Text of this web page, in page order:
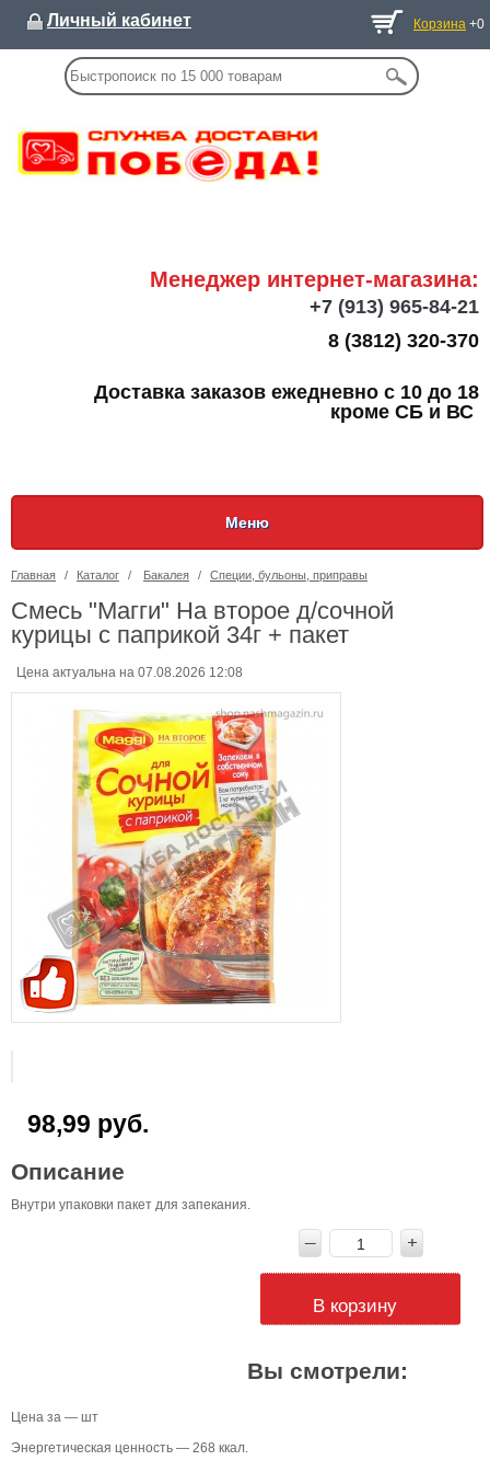
Личный кабинет Корзина +0
Менеджер интернет-магазина:
+7 (913) 965-84-21
8 (3812) 320-370
Доставка заказов ежедневно с 10 до 18
кроме СБ и ВС
Меню
Главная / Каталог / Бакалея / Специи, бульоны, приправы
Смесь "Магги" На второе д/сочной
курицы с паприкой 34г + пакет
Цена актуальна на 07.08.2026 12:08
98,99 руб.
Описание
Внутри упаковки пакет для запекания.
В корзину
Вы смотрели:
Цена за — шт
Энергетическая ценность — 268 ккал.